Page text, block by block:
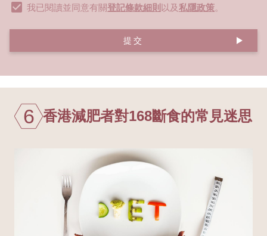
我已閱讀並同意有關登記條款細則 以及私隱政策。
提交
6 香港減肥者對168斷食的常見迷思